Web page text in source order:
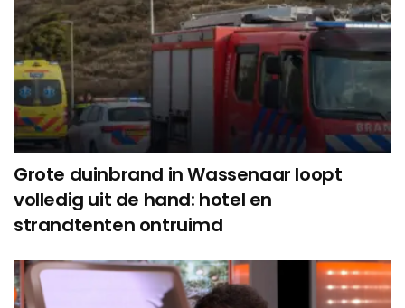
Grote duinbrand in Wassenaar loopt
volledig uit de hand: hotel en
strandtenten ontruimd